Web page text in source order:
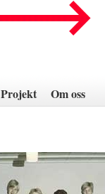
Projekt Om oss